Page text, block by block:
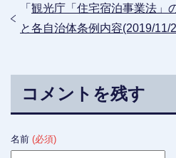
「 観光庁「住宅宿泊事業法」
と各自治体条例内容(2019/11/
コメントを残す
名前 (必須)